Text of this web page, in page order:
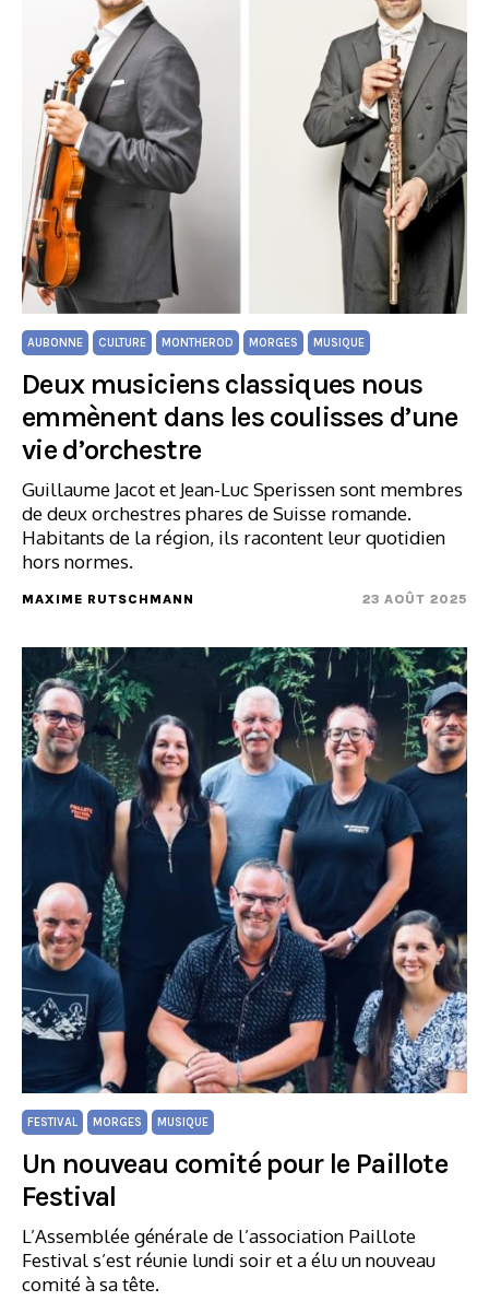
AUBONNE CULTURE MONTHEROD MORGES MUSIQUE
Deux musiciens classiques nous
emmènent dans les coulisses d’une
vie d’orchestre
Guillaume Jacot et Jean-Luc Sperissen sont membres
de deux orchestres phares de Suisse romande.
Habitants de la région, ils racontent leur quotidien
hors normes.
MAXIME RUTSCHMANN 23 AOÛT 2025
FESTIVAL MORGES MUSIQUE
Un nouveau comité pour le Paillote
Festival
L’Assemblée générale de l’association Paillote
Festival s’est réunie lundi soir et a élu un nouveau
comité à sa tête.